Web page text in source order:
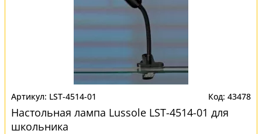
LST-4514-01 43478
Настольная лампа Lussole LST-4514-01 для
школьника